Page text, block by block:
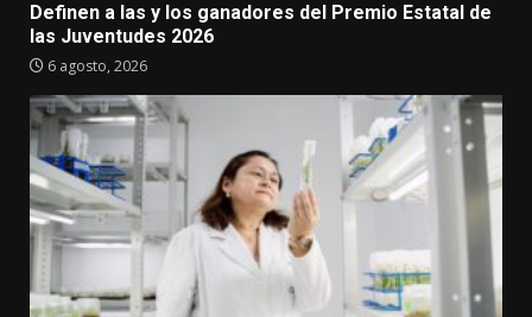
Definen a las y los ganadores del Premio Estatal de
las Juventudes 2026
6 agosto, 2026